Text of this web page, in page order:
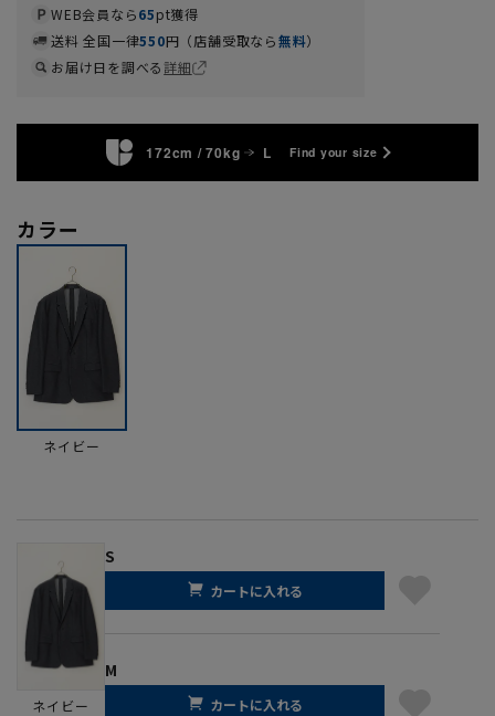
WEB会員なら65pt獲得
送料 全国一律550円（店舗受取なら無料）
お届け日を調べる詳細
172cm / 70kg L Find your size
カラー
ネイビー
ネイビー
S
カートに入れる
M
カートに入れる